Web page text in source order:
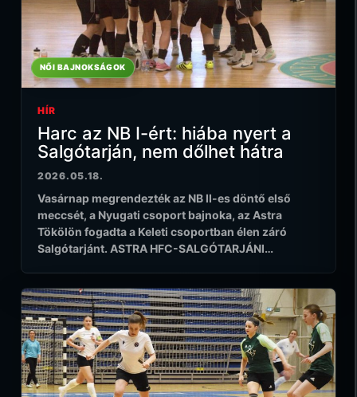
NŐI BAJNOKSÁGOK
HÍR
Harc az NB I-ért: hiába nyert a
Salgótarján, nem dőlhet hátra
2026.05.18.
Vasárnap megrendezték az NB II-es döntő első
meccsét, a Nyugati csoport bajnoka, az Astra
Tökölön fogadta a Keleti csoportban élen záró
Salgótarjánt. ASTRA HFC-SALGÓTARJÁNI…